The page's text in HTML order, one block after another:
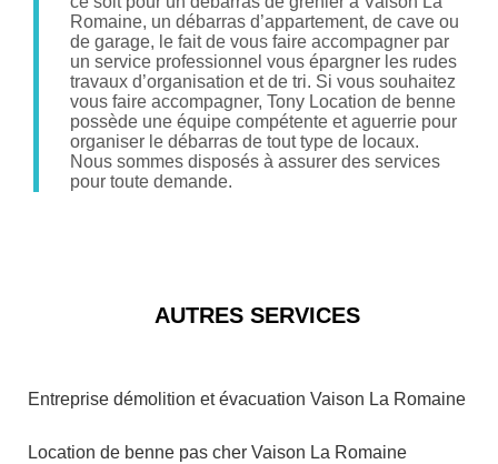
Romaine, un débarras d’appartement, de cave ou
de garage, le fait de vous faire accompagner par
un service professionnel vous épargner les rudes
travaux d’organisation et de tri. Si vous souhaitez
vous faire accompagner, Tony Location de benne
possède une équipe compétente et aguerrie pour
organiser le débarras de tout type de locaux.
Nous sommes disposés à assurer des services
pour toute demande.
AUTRES SERVICES
Entreprise démolition et évacuation Vaison La Romaine
Location de benne pas cher Vaison La Romaine